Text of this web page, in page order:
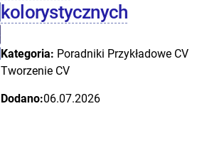
kolorystycznych
Kategoria: Poradniki Przykładowe CV
Tworzenie CV
Dodano:06.07.2026